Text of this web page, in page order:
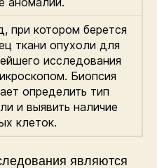
при котором берется
ткани опухоли для
исследования
Биопсия
определить тип
и выявить наличие
клеток.
являются